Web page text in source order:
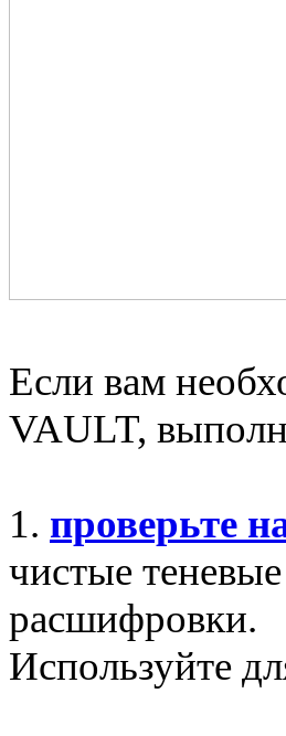
Если вам
VAULT,
1. проверьте
чистые
расшифровки.
Используйте